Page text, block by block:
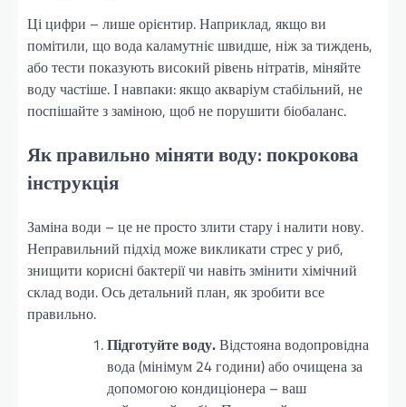
Ці цифри – лише орієнтир. Наприклад, якщо ви
помітили, що вода каламутніє швидше, ніж за тиждень,
або тести показують високий рівень нітратів, міняйте
воду частіше. І навпаки: якщо акваріум стабільний, не
поспішайте з заміною, щоб не порушити біобаланс.
Як правильно міняти воду: покрокова
інструкція
Заміна води – це не просто злити стару і налити нову.
Неправильний підхід може викликати стрес у риб,
знищити корисні бактерії чи навіть змінити хімічний
склад води. Ось детальний план, як зробити все
правильно.
Підготуйте воду.Відстояна водопровідна
вода (мінімум 24 години) або очищена за
допомогою кондиціонера – ваш